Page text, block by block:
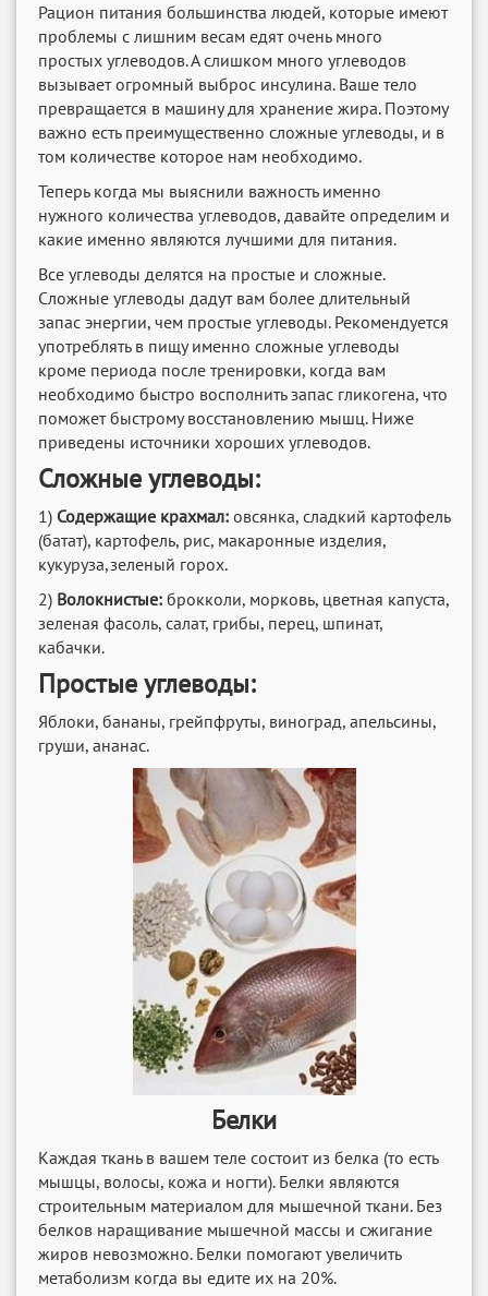
Рацион питания большинства людей, которые имеют
проблемы с лишним весам едят очень много
простых углеводов. А слишком много углеводов
вызывает огромный выброс инсулина. Ваше тело
превращается в машину для хранение жира. Поэтому
важно есть преимущественно сложные углеводы, и в
том количестве которое нам необходимо.
Теперь когда мы выяснили важность именно
нужного количества углеводов, давайте определим и
какие именно являются лучшими для питания.
Все углеводы делятся на простые и сложные.
Сложные углеводы дадут вам более длительный
запас энергии, чем простые углеводы. Рекомендуется
употреблять в пищу именно сложные углеводы
кроме периода после тренировки, когда вам
необходимо быстро восполнить запас гликогена, что
поможет быстрому восстановлению мышц. Ниже
приведены источники хороших углеводов.
Сложные углеводы:
1) Содержащие крахмал: овсянка, сладкий картофель
(батат), картофель, рис, макаронные изделия,
кукуруза,зеленый горох.
2) Волокнистые: брокколи, морковь, цветная капуста,
зеленая фасоль, салат, грибы, перец, шпинат,
кабачки.
Простые углеводы:
Яблоки, бананы, грейпфруты, виноград, апельсины,
груши, ананас.
Белки
Каждая ткань в вашем теле состоит из белка (то есть
мышцы, волосы, кожа и ногти). Белки являются
строительным материалом для мышечной ткани. Без
белков наращивание мышечной массы и сжигание
жиров невозможно. Белки помогают увеличить
метаболизм когда вы едите их на 20%.